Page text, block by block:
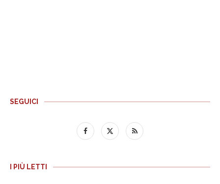
SEGUICI
I PIÙ LETTI